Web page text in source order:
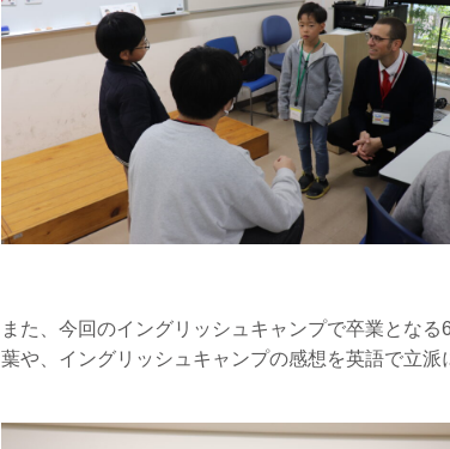
また、今回のイングリッシュキャンプで卒業とな
葉や、イングリッシュキャンプの感想を英語で立派